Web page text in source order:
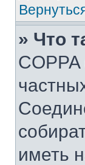
» Что
иметь